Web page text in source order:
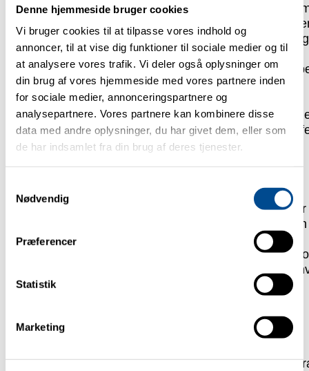
Denne hjemmeside bruger cookies
Vi bruger cookies til at tilpasse vores indhold og
annoncer, til at vise dig funktioner til sociale medier og til
at analysere vores trafik. Vi deler også oplysninger om
din brug af vores hjemmeside med vores partnere inden
for sociale medier, annonceringspartnere og
analysepartnere. Vores partnere kan kombinere disse
data med andre oplysninger, du har givet dem, eller som
de har indsamlet fra din brug af deres tjenester.
Nødvendig
Præferencer
Statistik
Marketing
Facilitere et fortroligt og åbent miljø:
Et trygt
medlemmer kan dele erfaringer og lære af
Favne forskellige faglige interesser:Fra
leverandører – vi samler hele værdikæden
Sikre fagekspertise og bredde:Gennem
branchens førende eksperter
Formidle viden:Viakonferencer, webinarer og
arbejdsgrupper, der fokuserer på praktiske
Udvikle operationelle guidelines:For at sikre
implementering af produktionsteknologier
Fortrolig videndeling:
SESAM er netværket, hvor
medlemmer kan udveksle viden og erfaringer
om konkurrencehensyn
Vi oversætter ny teknologi til
løsninger og eksempler, som virksomheder kan
direkte
systemintegration – uanset om du er slutbruger,